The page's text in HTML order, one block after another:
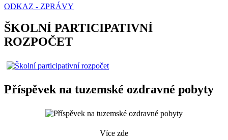
ODKAZ - ZPRÁVY
ŠKOLNÍ PARTICIPATIVNÍ
ROZPOČET
Příspěvek na tuzemské ozdravné pobyty
Více zde